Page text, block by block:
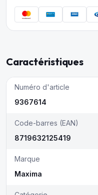
Caractéristiques
Numéro d'article
9367614
Code-barres (EAN)
8719632125419
Marque
Maxima